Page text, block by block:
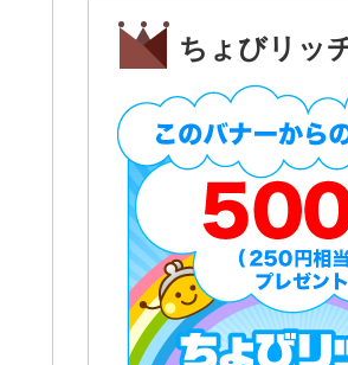
ちょびリッ